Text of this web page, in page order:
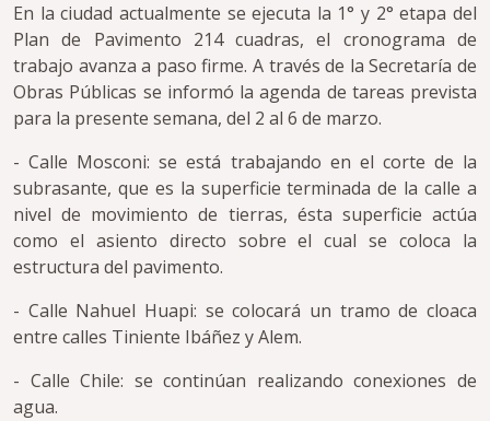
En la ciudad actualmente se ejecuta la 1° y 2° etapa del
Plan de Pavimento 214 cuadras, el cronograma de
trabajo avanza a paso firme. A través de la Secretaría de
Obras Públicas se informó la agenda de tareas prevista
para la presente semana, del 2 al 6 de marzo.
- Calle Mosconi: se está trabajando en el corte de la
subrasante, que es la superficie terminada de la calle a
nivel de movimiento de tierras, ésta superficie actúa
como el asiento directo sobre el cual se coloca la
estructura del pavimento.
- Calle Nahuel Huapi: se colocará un tramo de cloaca
entre calles Tiniente Ibáñez y Alem.
- Calle Chile: se continúan realizando conexiones de
agua.